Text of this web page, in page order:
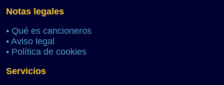
Notas legales
• Qué es cancioneros
• Aviso legal
• Política de cookies
Servicios